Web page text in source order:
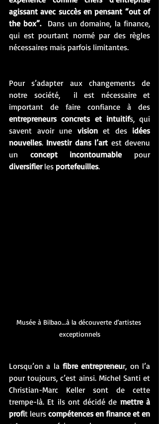
agissant avec succès en pensant “out of
the box”. Dans un domaine, la finance,
qui est pourtant normé par des règles
nécessaires mais parfois limitantes.
Pour s’adapter aux changements de
notre société,  il est nécessaire et
entrepreneurs concrets et intuitifs, qui
savent avoir une vision et des idées
nouvelles. Investir dans l’art est devenu
un concept incontournable
pour
diversifier les portefeuilles.
Musée à Bilbao...à la découverte d’artistes
exceptionnels
Lorsqu’on a la fibre entrepreneur, on l’a
pour toujours, c’est ainsi. Michel Santi et
Christian-Marc Keller sont de cette
trempe-là. Et ils ont décidé de mettre à
profit leurs compétences en finance et en